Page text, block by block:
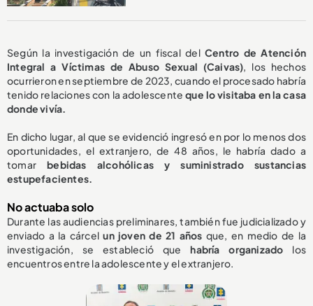
Según la investigación de un fiscal delCentro de Atención
Integral a Víctimas de Abuso Sexual (Caivas), los hechos
ocurrieron en septiembre de 2023, cuando el procesado habría
tenido relaciones con la adolescenteque lo visitaba en la casa
donde vivía.
En dicho lugar, al que se evidenció ingresó en por lo menos dos
oportunidades, el extranjero, de 48 años, le habría dado a
tomarbebidas alcohólicas y suministrado sustancias
estupefacientes.
No actuaba solo
Durante las audiencias preliminares, también fue judicializado y
enviado a la cárcelun joven de 21 años que, en medio de la
investigación, se estableció quehabría organizado los
encuentros entre la adolescente y el extranjero.